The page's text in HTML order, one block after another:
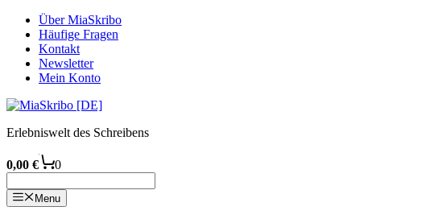
Zum
Inhalt
springen
Über MiaSkribo
Häufige Fragen
Kontakt
Newsletter
Mein Konto
Erlebniswelt des Schreibens
0,00 € 0
Menu